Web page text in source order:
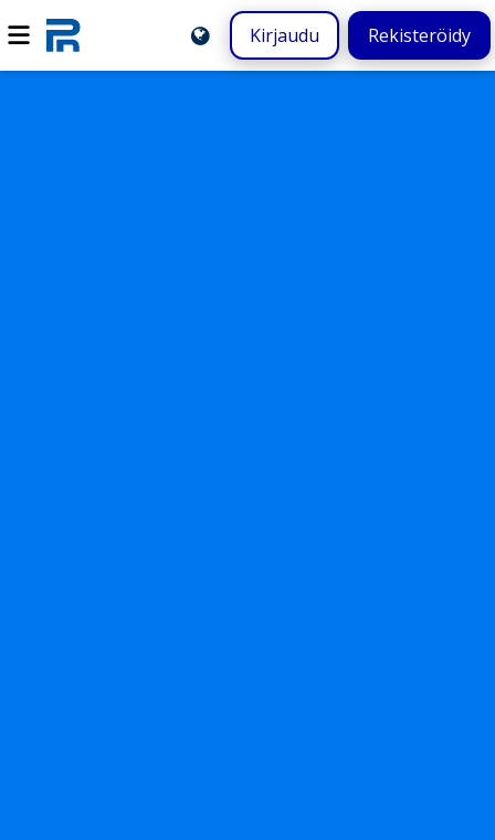
Kirjaudu Rekisteröidy